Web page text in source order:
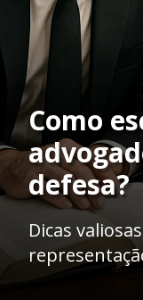
Como
defesa?
Dicas